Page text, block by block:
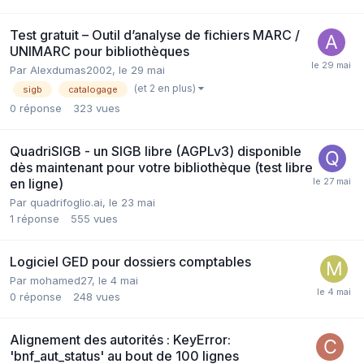
Test gratuit – Outil d’analyse de fichiers MARC /
UNIMARC pour bibliothèques
Par Alexdumas2002, le 29 mai
sigb catalogage (et 2 en plus)
0 réponse 323 vues
QuadriSIGB - un SIGB libre (AGPLv3) disponible
dès maintenant pour votre bibliothèque (test libre
en ligne)
Par quadrifoglio.ai, le 23 mai
1 réponse 555 vues
Logiciel GED pour dossiers comptables
Par mohamed27, le 4 mai
0 réponse 248 vues
Alignement des autorités : KeyError:
'bnf_aut_status' au bout de 100 lignes